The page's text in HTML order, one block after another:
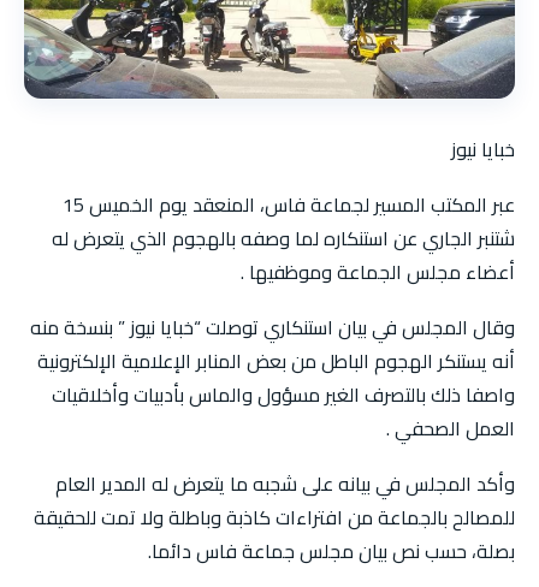
خبايا نيوز
عبر المكتب المسير لجماعة فاس، المنعقد يوم الخميس 15
شتنبر الجاري عن استنكاره لما وصفه بالهجوم الذي يتعرض له
أعضاء مجلس الجماعة وموظفيها .
وقال المجلس في بيان استنكاري توصلت “خبايا نيوز ” بنسخة منه
أنه يستنكر الهجوم الباطل من بعض المنابر الإعلامية الإلكترونية
واصفا ذلك بالتصرف الغير مسؤول والماس بأدبيات وأخلاقيات
العمل الصحفي .
وأكد المجلس في بيانه على شجبه ما يتعرض له المدير العام
للمصالح بالجماعة من افتراءات كاذبة وباطلة ولا تمت للحقيقة
بصلة، حسب نص بيان مجلس جماعة فاس دائما.